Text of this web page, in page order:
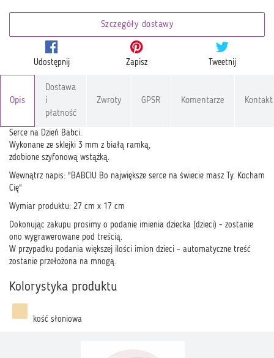
Szczegóły dostawy
Udostępnij Zapisz Tweetnij
Opis
Dostawa
i
płatność
Zwroty GPSR Komentarze Kontakt
Serce na Dzień Babci.
Wykonane ze sklejki 3 mm z białą ramką,
zdobione szyfonową wstążką.
Wewnątrz napis: "BABCIU Bo największe serce na świecie masz Ty. Kocham
Cię"
Wymiar produktu: 27 cm x 17 cm
Dokonując zakupu prosimy o podanie imienia dziecka (dzieci) - zostanie
ono wygrawerowane pod treścią.
W przypadku podania większej ilości imion dzieci - automatyczne treść
zostanie przełożona na mnogą.
Kolorystyka produktu
kość słoniowa